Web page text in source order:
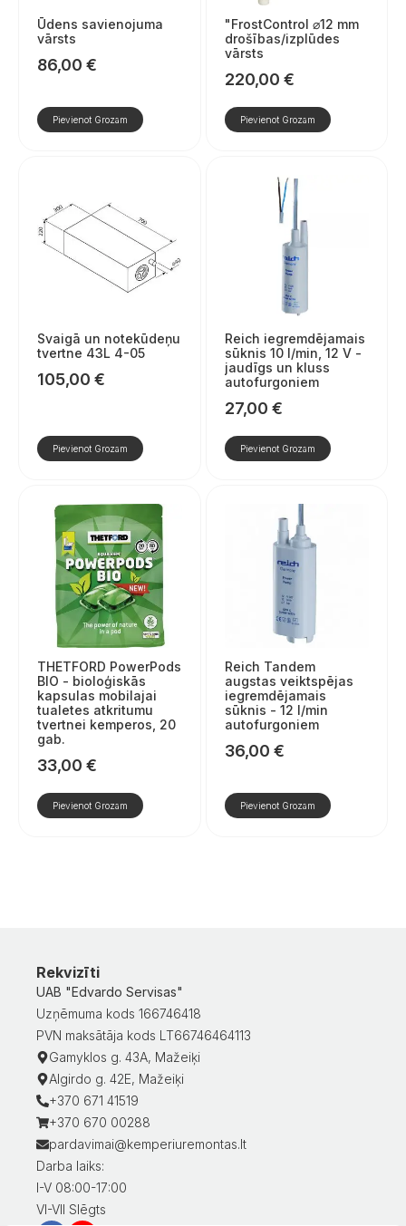
Ūdens savienojuma
vārsts
86,00 €
Pievienot Grozam
"FrostControl ⌀12 mm
drošības/izplūdes
vārsts
220,00 €
Pievienot Grozam
Svaigā un notekūdeņu
tvertne 43L 4-05
105,00 €
Pievienot Grozam
Reich iegremdējamais
sūknis 10 l/min, 12 V -
jaudīgs un kluss
autofurgoniem
27,00 €
Pievienot Grozam
THETFORD PowerPods
BIO - bioloģiskās
kapsulas mobilajai
tualetes atkritumu
tvertnei kemperos, 20
gab.
33,00 €
Pievienot Grozam
Reich Tandem
augstas veiktspējas
iegremdējamais
sūknis - 12 l/min
autofurgoniem
36,00 €
Pievienot Grozam
Rekvizīti
UAB "Edvardo Servisas"
Uzņēmuma kods 166746418
PVN maksātāja kods LT66746464113
Gamyklos g. 43A, Mažeiķi
Algirdo g. 42E, Mažeiķi
+370 671 41519
+370 670 00288
pardavimai@kemperiuremontas.lt
Darba laiks:
I-V 08:00-17:00
VI-VII Slēgts